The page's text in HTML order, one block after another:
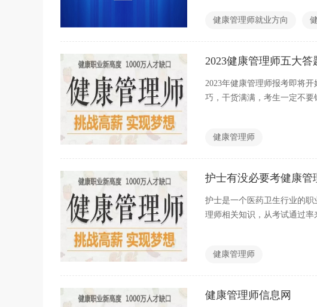
健康管理师就业方向
2023健康管理师五大答
2023年健康管理师报考即将
巧，干货满满，考生一定不要
健康管理师
护士有没必要考健康管
护士是一个医药卫生行业的
理师相关知识，从考试通过率
健康管理师
健康管理师信息网